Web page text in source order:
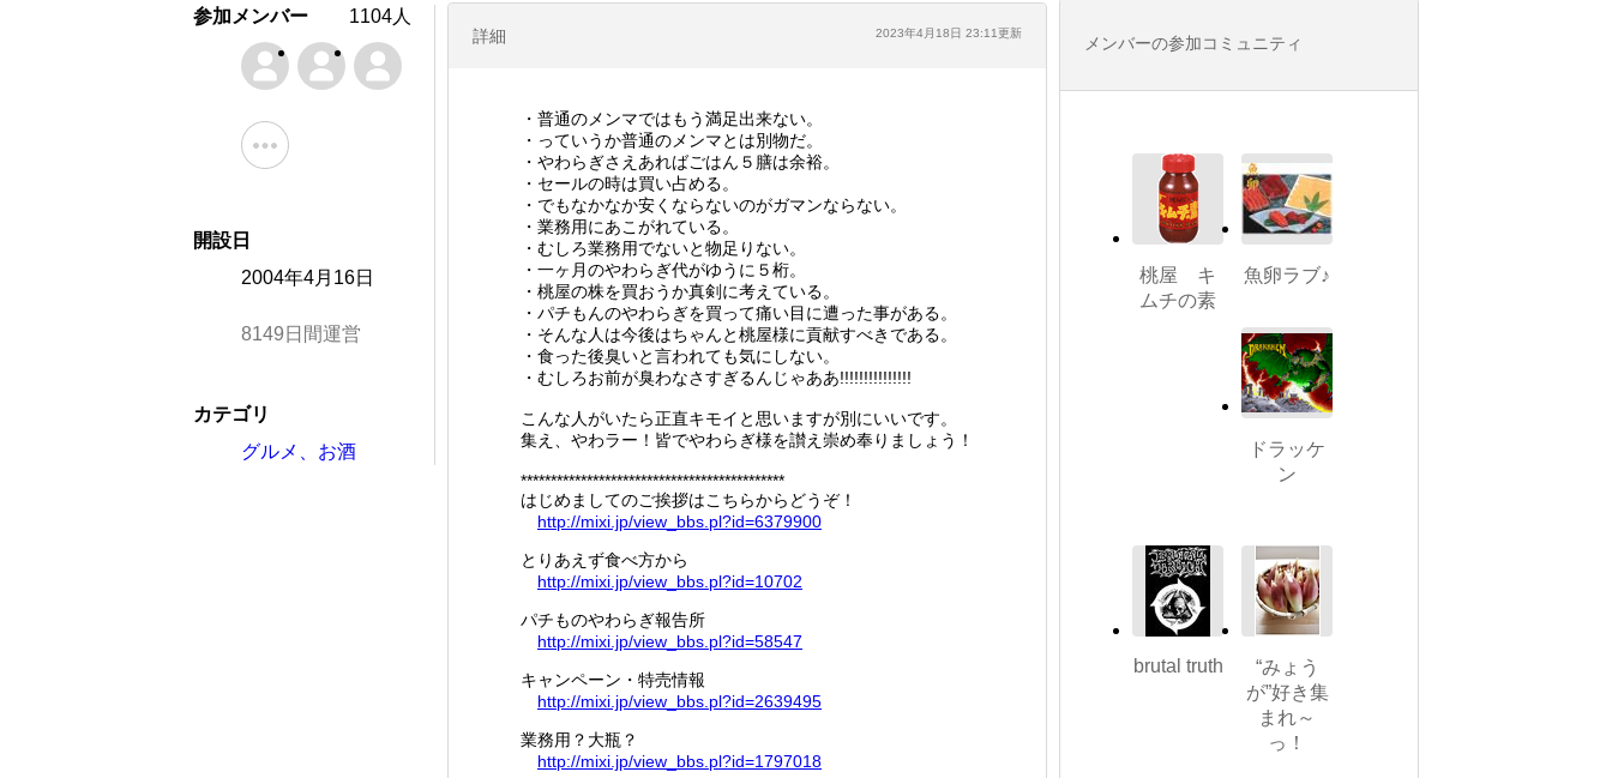
詳細 2023年4月18日 23:11更新
・普通のメンマではもう満足出来ない。
・っていうか普通のメンマとは別物だ。
・やわらぎさえあればごはん５膳は余裕。
・セールの時は買い占める。
・でもなかなか安くならないのがガマンならない。
・業務用にあこがれている。
・むしろ業務用でないと物足りない。
・一ヶ月のやわらぎ代がゆうに５桁。
・桃屋の株を買おうか真剣に考えている。
・パチもんのやわらぎを買って痛い目に遭った事がある。
・そんな人は今後はちゃんと桃屋様に貢献すべきである。
・食った後臭いと言われても気にしない。
・むしろお前が臭わなさすぎるんじゃああ!!!!!!!!!!!!!!!
こんな人がいたら正直キモイと思いますが別にいいです。
集え、やわラー！皆でやわらぎ様を讃え崇め奉りましょう！
********************************************
はじめましてのご挨拶はこちらからどうぞ！
http://mixi.jp/view_bbs.pl?id=6379900
とりあえず食べ方から
http://mixi.jp/view_bbs.pl?id=10702
パチものやわらぎ報告所
http://mixi.jp/view_bbs.pl?id=58547
キャンペーン・特売情報
http://mixi.jp/view_bbs.pl?id=2639495
業務用？大瓶？
http://mixi.jp/view_bbs.pl?id=1797018
参加メンバー 1104人
開設日
2004年4月16日
8149日間運営
カテゴリ
グルメ、お酒
メンバーの参加コミュニティ
桃屋 キ
ムチの素
魚卵ラブ♪
ドラッケ
ン
brutal truth
“みょう
が”好き集
まれ～
っ！